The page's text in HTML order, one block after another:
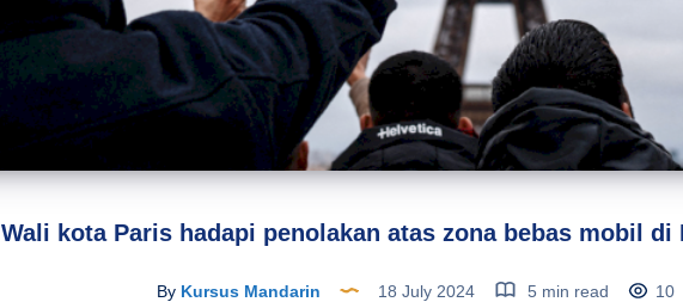
Wali kota Paris hadapi penolakan atas zona bebas mobil di
ByKursus Mandarin 18 July 2024 5 min read 10